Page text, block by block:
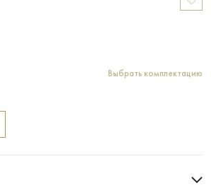
Выбрать комплектацию